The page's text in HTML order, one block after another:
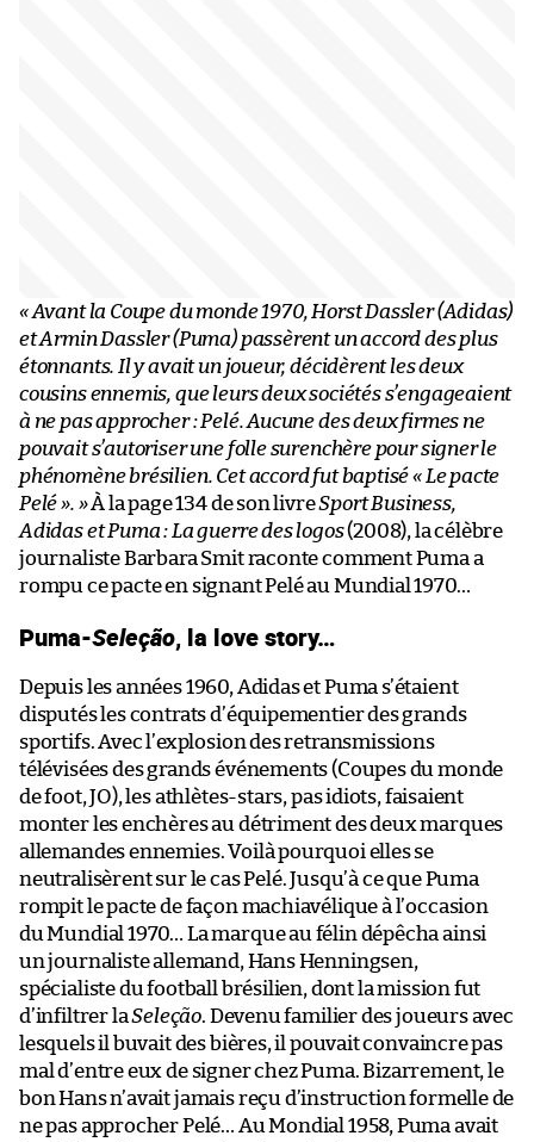
« Avant la Coupe du monde 1970, Horst Dassler (Adidas)
et Armin Dassler (Puma) passèrent un accord des plus
étonnants. Il y avait un joueur, décidèrent les deux
cousins ennemis, que leurs deux sociétés s’engageaient
à ne pas approcher : Pelé. Aucune des deux firmes ne
pouvait s’autoriser une folle surenchère pour signer le
phénomène brésilien. Cet accord fut baptisé « Le pacte
Pelé ». »À la page 134 de son livreSport Business,
Adidas et Puma : La guerre des logos(2008), la célèbre
journaliste Barbara Smit raconte comment Puma a
rompu ce pacte en signant Pelé au Mundial 1970…
Puma-Seleção, la love story…
Depuis les années 1960, Adidas et Puma s’étaient
disputés les contrats d’équipementier des grands
sportifs. Avec l’explosion des retransmissions
télévisées des grands événements (Coupes du monde
de foot, JO), les athlètes-stars, pas idiots, faisaient
monter les enchères au détriment des deux marques
allemandes ennemies. Voilà pourquoi elles se
neutralisèrent sur le cas Pelé. Jusqu’à ce que Puma
rompit le pacte de façon machiavélique à l’occasion
du Mundial 1970… La marque au félin dépêcha ainsi
un journaliste allemand, Hans Henningsen,
spécialiste du football brésilien, dont la mission fut
d’infiltrer laSeleção. Devenu familier des joueurs avec
lesquels il buvait des bières, il pouvait convaincre pas
mal d’entre eux de signer chez Puma. Bizarrement, le
bon Hans n’avait jamais reçu d’instruction formelle de
ne pas approcher Pelé… Au Mondial 1958, Puma avait